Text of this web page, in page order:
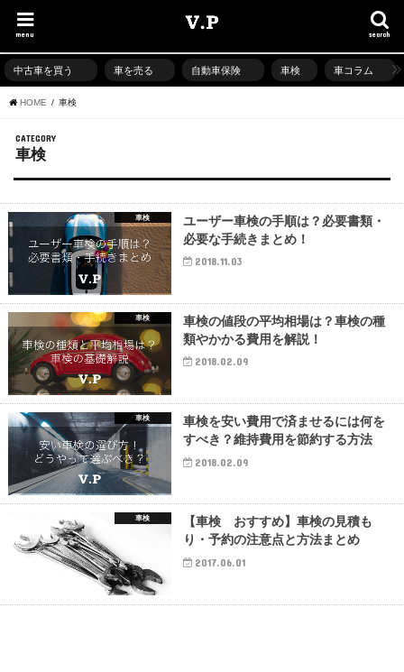
search
menu
中古車を買う 車を売る 自動車保険 車検 車コラム
HOME 車検
CATEGORY
車検
車検
ユーザー車検の手順は？必要書類・
必要な手続きまとめ！
2018.11.03
車検
車検の値段の平均相場は？車検の種
類やかかる費用を解説！
2018.02.09
車検
車検を安い費用で済ませるには何を
すべき？維持費用を節約する方法
2018.02.09
車検
【車検 おすすめ】車検の見積も
り・予約の注意点と方法まとめ
2017.06.01